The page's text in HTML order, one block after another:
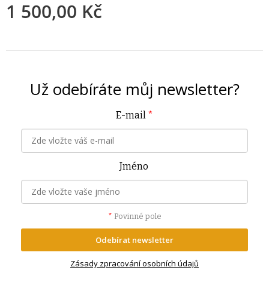
1 500,00 Kč
Už odebíráte můj newsletter?
E-mail *
Jméno
* Povinné pole
Odebírat newsletter
Zásady zpracování osobních údajů